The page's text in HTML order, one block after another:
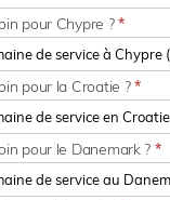
pour Chypre ?*
pour la Croatie ?*
pour le Danemark ? *